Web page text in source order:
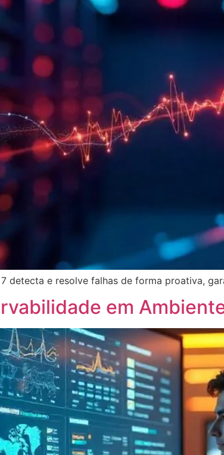
detecta e resolve falhas de forma proativa,
em